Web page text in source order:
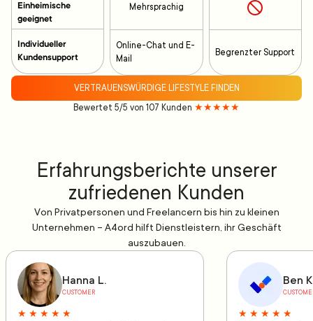
Einheimische
geeignet
Individueller
Kundensupport
Mehrsprachig
Online-Chat und E-
Mail
Begrenzter Support
VERTRAUENSWÜRDIGE LIFESTYLE FINDEN
Bewertet 5/5 von 107 Kunden ★★★★★
Erfahrungsberichte unserer
zufriedenen Kunden
Von Privatpersonen und Freelancern bis hin zu kleinen
Unternehmen – A4ord hilft Dienstleistern, ihr Geschäft
auszubauen.
Hanna L.
CUSTOMER
★ ★ ★ ★ ★
Ben
★ ★ ★ ★ ★